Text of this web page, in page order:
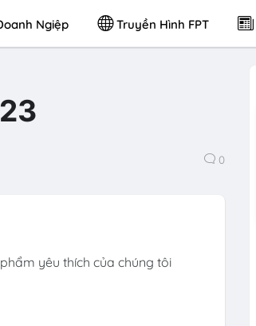
Ngiệp Truyền Hình FPT
0
yêu thích của chúng tôi